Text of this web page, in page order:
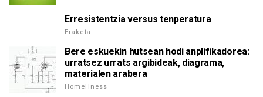
Erresistentzia versus tenperatura
Eraketa
Bere eskuekin hutsean hodi anplifikadorea:
urratsez urrats argibideak, diagrama,
materialen arabera
Homeliness